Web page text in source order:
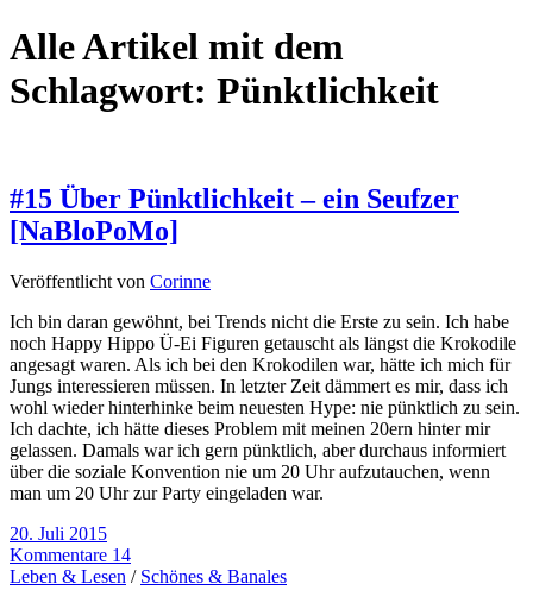
Alle Artikel mit dem
Schlagwort: Pünktlichkeit
#15 Über Pünktlichkeit – ein Seufzer
[NaBloPoMo]
Veröffentlicht von Corinne
Ich bin daran gewöhnt, bei Trends nicht die Erste zu sein. Ich habe
noch Happy Hippo Ü-Ei Figuren getauscht als längst die Krokodile
angesagt waren. Als ich bei den Krokodilen war, hätte ich mich für
Jungs interessieren müssen. In letzter Zeit dämmert es mir, dass ich
wohl wieder hinterhinke beim neuesten Hype: nie pünktlich zu sein.
Ich dachte, ich hätte dieses Problem mit meinen 20ern hinter mir
gelassen. Damals war ich gern pünktlich, aber durchaus informiert
über die soziale Konvention nie um 20 Uhr aufzutauchen, wenn
man um 20 Uhr zur Party eingeladen war.
20. Juli 2015
Kommentare 14
Leben & Lesen / Schönes & Banales